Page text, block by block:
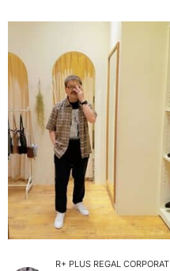
R+ PLUS REGAL CORPORAT